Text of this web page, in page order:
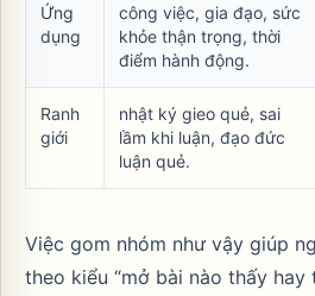
Ứng
dụng
công việc, gia đạo, sức
khỏe thận trọng, thời
điểm hành động.
Ranh
giới
nhật ký gieo quẻ, sai
lầm khi luận, đạo đức
luận quẻ.
Việc gom nhóm như vậy giúp
theo kiểu “mở bài nào thấy